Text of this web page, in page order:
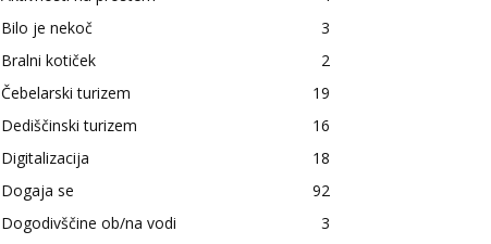
Bilo je nekoč
3
Bralni kotiček
2
Čebelarski turizem
19
Dediščinski turizem
16
Digitalizacija
18
Dogaja se
92
Dogodivščine ob/na vodi
3